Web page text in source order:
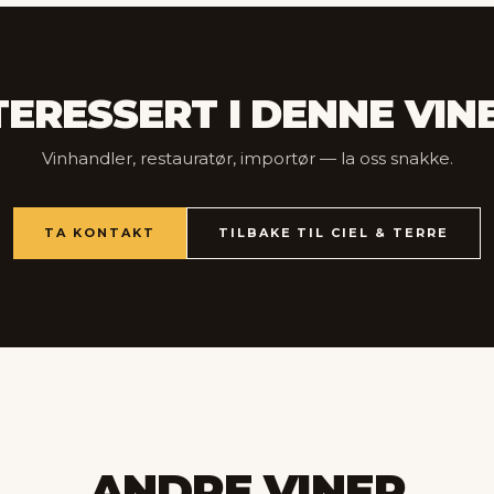
I DENNE
Vinhandler, restauratør, importør — la oss snakke.
TA KONTAKT TILBAKE TIL CIEL & TERRE